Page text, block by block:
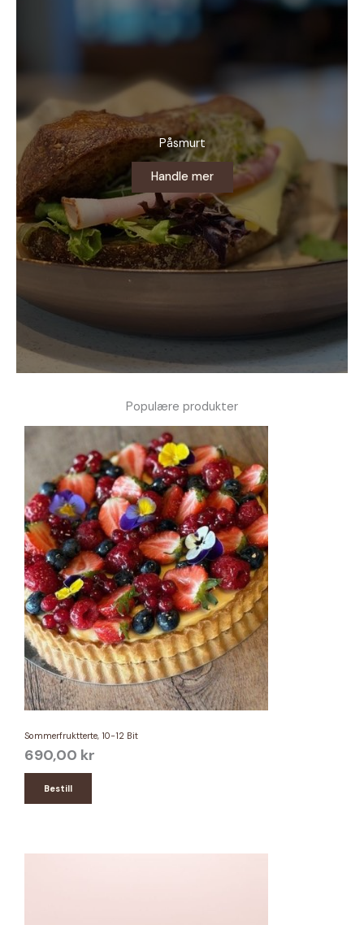
Påsmurt
Handle mer
Populære produkter
Sommerfruktterte, 10-12 Bit
690,00 kr
Bestill